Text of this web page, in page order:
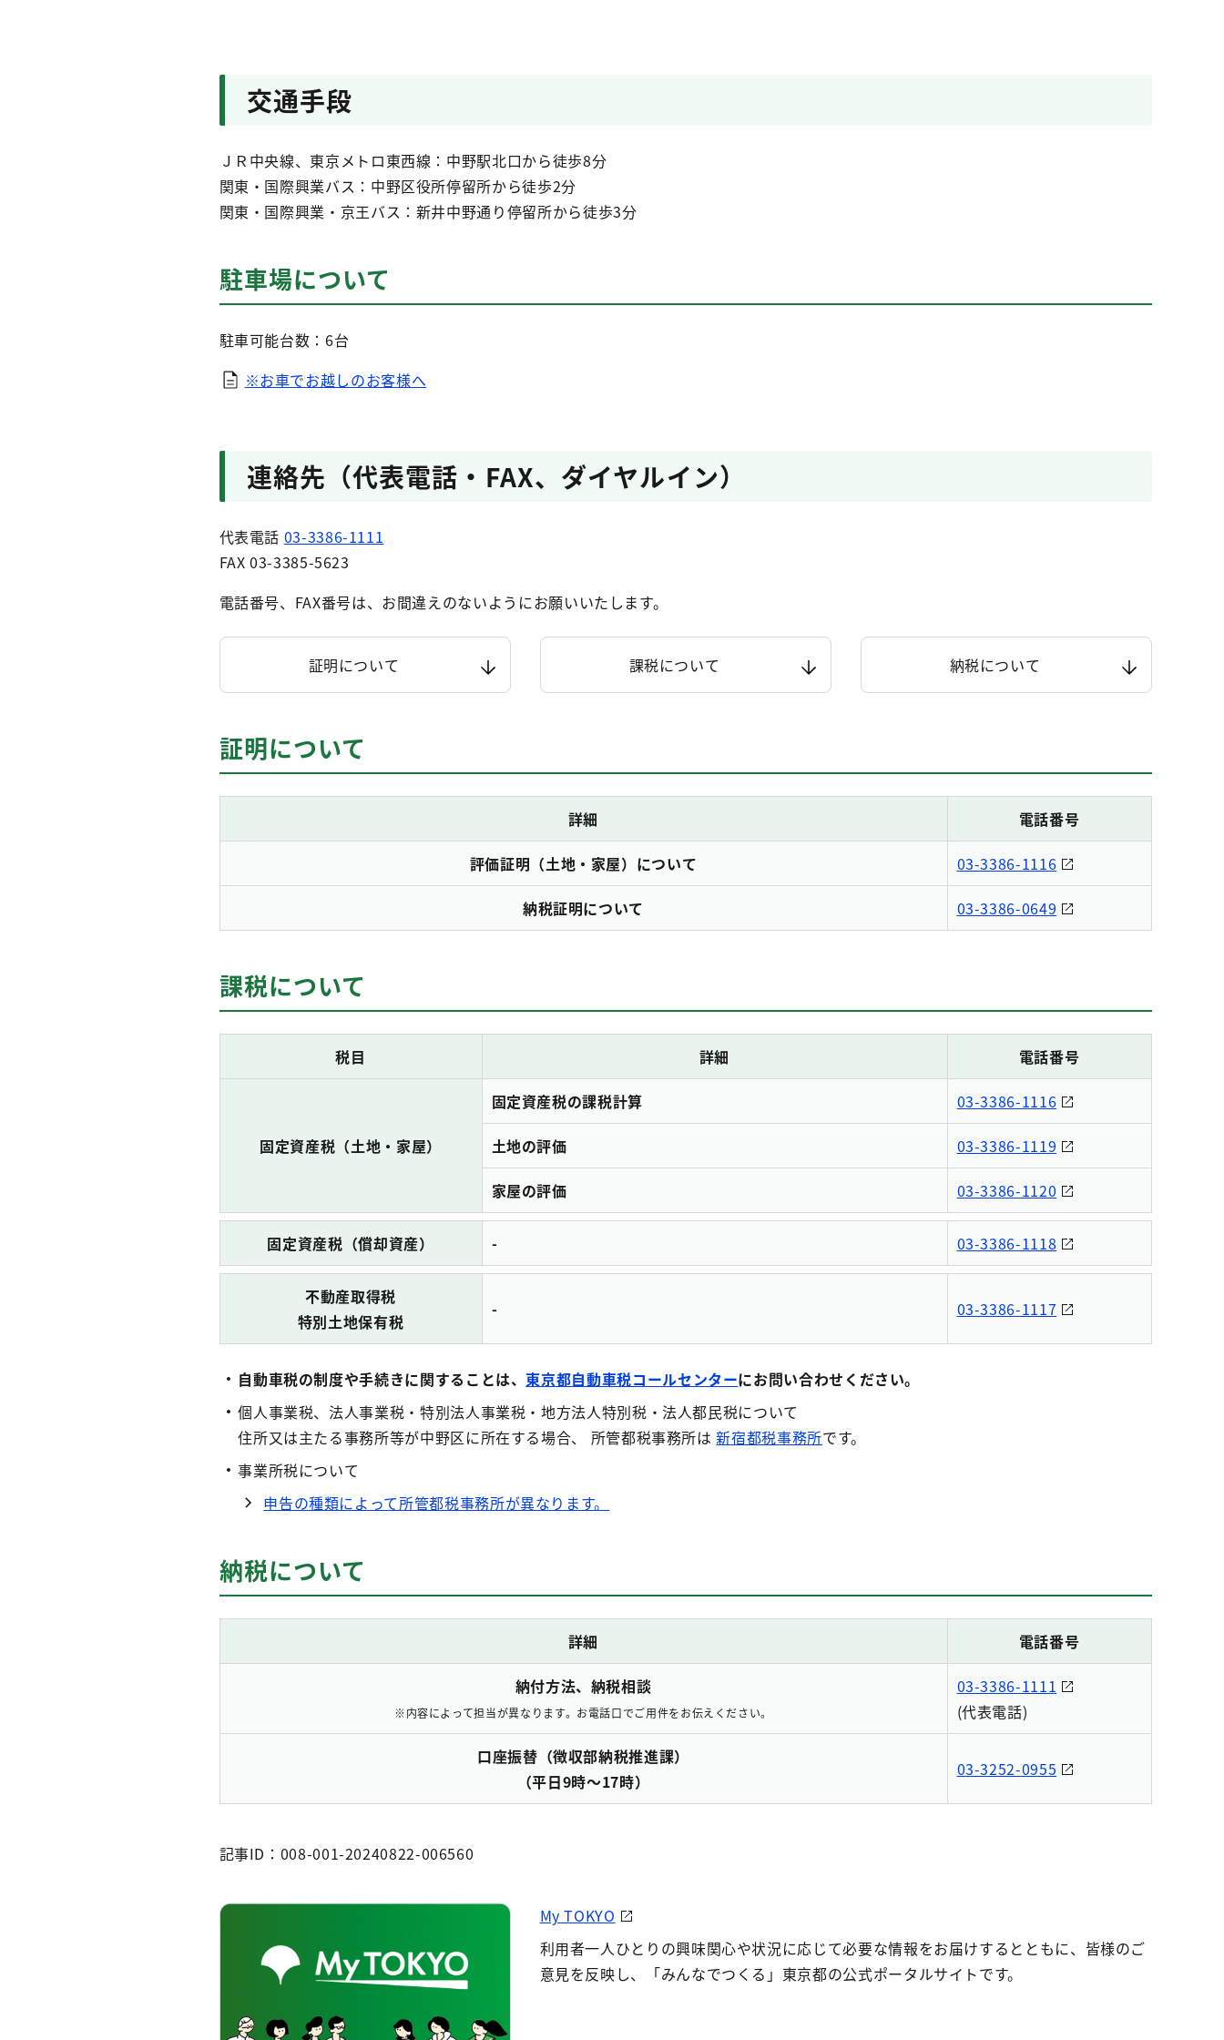
交通手段
ＪＲ中央線、東京メトロ東西線：中野駅北口から徒歩8分
関東・国際興業バス：中野区役所停留所から徒歩2分
関東・国際興業・京王バス：新井中野通り停留所から徒歩3分
駐車場について
駐車可能台数：6台
※お車でお越しのお客様へ
連絡先（代表電話・FAX、ダイヤルイン）
代表電話 03-3386-1111
FAX 03-3385-5623
電話番号、FAX番号は、お間違えのないようにお願いいたします。
証明について 課税について 納税について
証明について
詳細 電話番号
評価証明（土地・家屋）について 03-3386-1116
納税証明について 03-3386-0649
課税について
税目 詳細 電話番号
固定資産税（土地・家屋）
固定資産税の課税計算 03-3386-1116
土地の評価 03-3386-1119
家屋の評価 03-3386-1120
固定資産税（償却資産） - 03-3386-1118
不動産取得税
特別土地保有税
- 03-3386-1117
自動車税の制度や手続きに関することは、 東京都自動車税コールセンターにお問い合わせください。
個人事業税、法人事業税・特別法人事業税・地方法人特別税・法人都民税について
住所又は主たる事務所等が中野区に所在する場合、 所管都税事務所は新宿都税事務所です。
事業所税について
申告の種類によって所管都税事務所が異なります。
納税について
詳細 電話番号
納付方法、納税相談
※内容によって担当が異なります。お電話口でご用件をお伝えください。
03-3386-1111
(代表電話)
口座振替（徴収部納税推進課）
（平日9時～17時）
03-3252-0955
記事ID：008-001-20240822-006560
My TOKYO
利用者一人ひとりの興味関心や状況に応じて必要な情報をお届けするとともに、皆様のご
意見を反映し、「みんなでつくる」東京都の公式ポータルサイトです。